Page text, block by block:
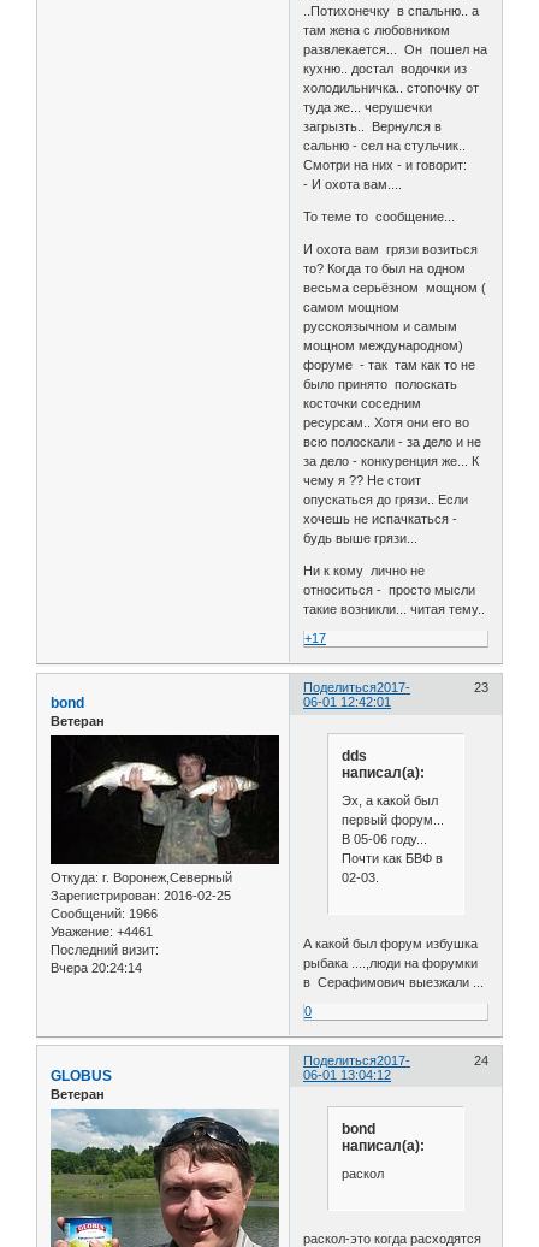
..Потихонечку в спальню.. а
там жена с любовником
развлекается... Он пошел на
кухню.. достал водочки из
холодильничка.. стопочку от
туда же... черушечки
загрызть.. Вернулся в
сальню - сел на стульчик..
Смотри на них - и говорит:
- И охота вам....
То теме то сообщение...
И охота вам грязи возиться
то? Когда то был на одном
весьма серьёзном мощном (
самом мощном
русскоязычном и самым
мощном международном)
форуме - так там как то не
было принято полоскать
косточки соседним
ресурсам.. Хотя они его во
всю полоскали - за дело и не
за дело - конкуренция же... К
чему я ?? Не стоит
опускаться до грязи.. Если
хочешь не испачкаться -
будь выше грязи...
Ни к кому лично не
относиться - просто мысли
такие возникли... читая тему..
+17
Поделиться 23
2017-
06-01 12:42:01
bond
Ветеран
Откуда: г. Воронеж,Северный
Зарегистрирован: 2016-02-25
Сообщений: 1966
Уважение: +4461
Последний визит:
Вчера 20:24:14
dds
написал(а):
Эх, а какой был
первый форум...
В 05-06 году...
Почти как БВФ в
02-03.
А какой был форум избушка
рыбака ....,люди на форумки
в Серафимович выезжали ...
0
Поделиться 24
2017-
06-01 13:04:12
GLOBUS
Ветеран
bond
написал(а):
раскол
раскол-это когда расходятся